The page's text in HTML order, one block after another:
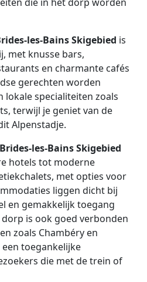
les-Bains Skigebied is
met knusse bars,
en charmante cafés
gerechten worden
lokale specialiteiten zoals
terwijl je geniet van de
Alpenstadje.
Brides-les-Bains Skigebied
hotels tot moderne
met opties voor
liggen dicht bij
en gemakkelijk toegang
is ook goed verbonden
zoals Chambéry en
toegankelijke
die met de trein of